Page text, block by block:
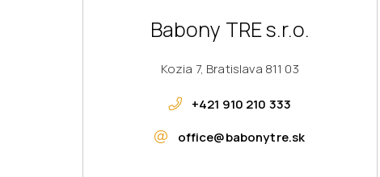
Babony TRE s.r.o.
Kozia 7, Bratislava 811 03
+421 910 210 333
office@babonytre.sk